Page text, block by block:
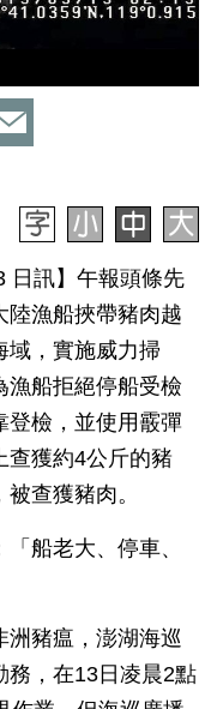
日訊】午報頭條先
陸漁船挾帶豬肉越
域，實施威力掃
漁船拒絕停船受檢
登檢，並使用霰彈
查獲約4公斤的豬
查獲豬肉。
船老大、停車、
洲豬瘟，澎湖海巡
務，在13日凌晨2點